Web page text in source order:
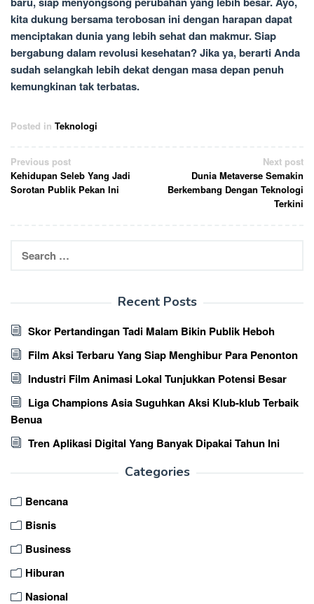
kita dukung bersama terobosan ini dengan harapan dapat
menciptakan dunia yang lebih sehat dan makmur. Siap
bergabung dalam revolusi kesehatan? Jika ya, berarti Anda
sudah selangkah lebih dekat dengan masa depan penuh
kemungkinan tak terbatas.
Posted in Teknologi
Post
navigation
Previous post
Kehidupan Seleb Yang Jadi
Sorotan Publik Pekan Ini
Next post
Dunia Metaverse Semakin
Berkembang Dengan Teknologi
Terkini
for:
Recent Posts
Skor Pertandingan Tadi Malam Bikin Publik Heboh
Film Aksi Terbaru Yang Siap Menghibur Para Penonton
Industri Film Animasi Lokal Tunjukkan Potensi Besar
Liga Champions Asia Suguhkan Aksi Klub-klub Terbaik
Benua
Tren Aplikasi Digital Yang Banyak Dipakai Tahun Ini
Categories
Bencana
Bisnis
Business
Hiburan
Nasional